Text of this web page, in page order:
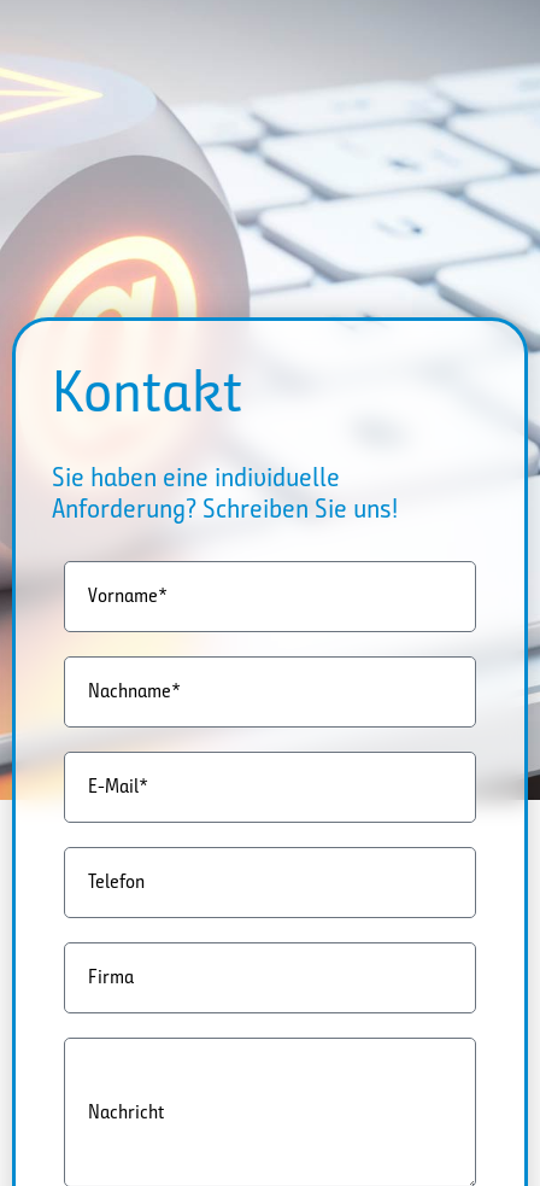
Kontakt
Sie haben eine individuelle
Anforderung? Schreiben Sie uns!
Vorname*
Nachname*
E-Mail*
Telefon
Firma
Nachricht